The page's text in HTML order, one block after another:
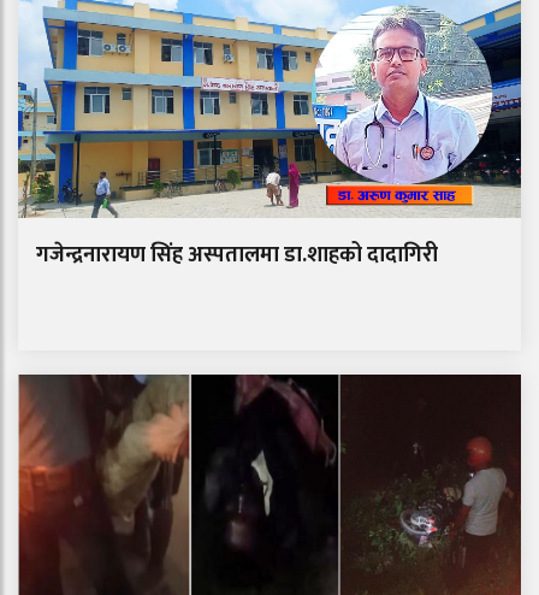
गजेन्द्रनारायण सिंह अस्पतालमा डा.शाहको दादागिरी